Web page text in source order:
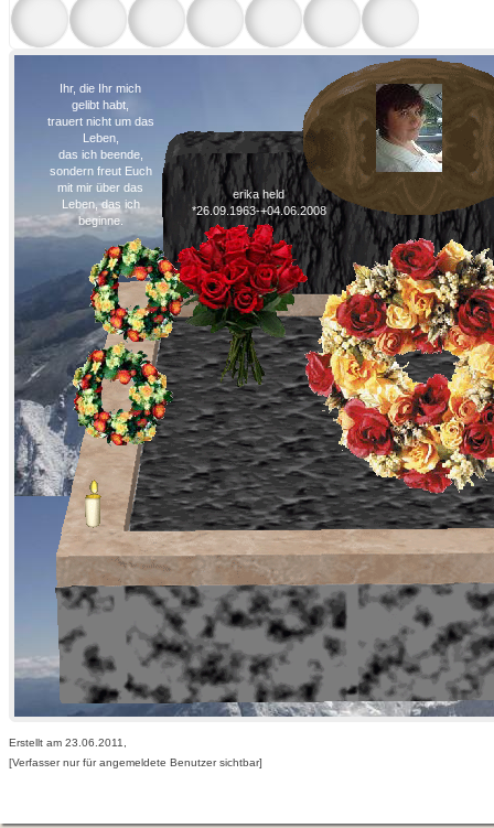
erika held
*26.09.1963-+04.06.2008
Ihr, die Ihr mich
gelibt habt,
trauert nicht um das
Leben,
das ich beende,
sondern freut Euch
mit mir über das
Leben, das ich
beginne.
Erstellt am 23.06.2011,
[Verfasser nur für angemeldete Benutzer sichtbar]